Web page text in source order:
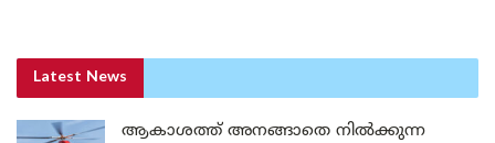
Latest News
ആകാശത്ത് അനങ്ങാതെ നില്‍ക്കുന്ന